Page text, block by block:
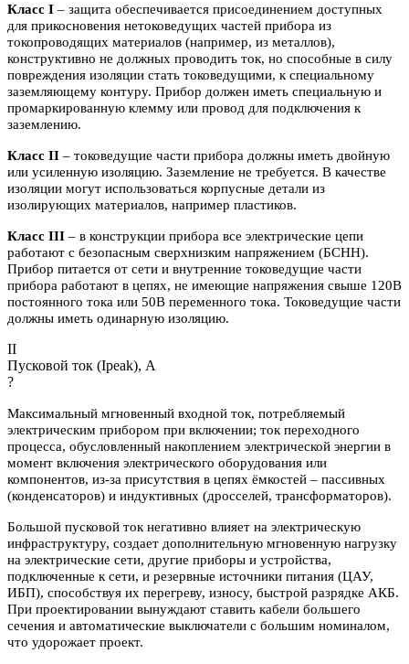
Класс I – защита обеспечивается присоединением доступных
для прикосновения нетоковедущих частей прибора из
токопроводящих материалов (например, из металлов),
конструктивно не должных проводить ток, но способные в силу
повреждения изоляции стать токоведущими, к специальному
заземляющему контуру. Прибор должен иметь специальную и
промаркированную клемму или провод для подключения к
заземлению.
Класс II – токоведущие части прибора должны иметь двойную
или усиленную изоляцию. Заземление не требуется. В качестве
изоляции могут использоваться корпусные детали из
изолирующих материалов, например пластиков.
Класс III – в конструкции прибора все электрические цепи
работают с безопасным сверхнизким напряжением (БСНН).
Прибор питается от сети и внутренние токоведущие части
прибора работают в цепях, не имеющие напряжения свыше 120В
постоянного тока или 50В переменного тока. Токоведущие части
должны иметь одинарную изоляцию.
II
Пусковой ток (Ipeak), A
?
Максимальный мгновенный входной ток, потребляемый
электрическим прибором при включении; ток переходного
процесса, обусловленный накоплением электрической энергии в
момент включения электрического оборудования или
компонентов, из-за присутствия в цепях ёмкостей – пассивных
(конденсаторов) и индуктивных (дросселей, трансформаторов).
Большой пусковой ток негативно влияет на электрическую
инфраструктуру, создает дополнительную мгновенную нагрузку
на электрические сети, другие приборы и устройства,
подключенные к сети, и резервные источники питания (ЦАУ,
ИБП), способствуя их перегреву, износу, быстрой разрядке АКБ.
При проектировании вынуждают ставить кабели большего
сечения и автоматические выключатели с большим номиналом,
что удорожает проект.